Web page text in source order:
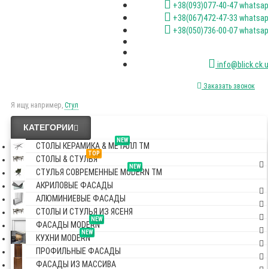
+38(093)077-40-47
+38(067)472-47-33
+38(050)736-00-07
Заказать звонок
Я ищу, например, Стул
КАТЕГОРИИ
NEW
СТОЛЫ КЕРАМИКА & МЕТАЛЛ TM
TOP
СТОЛЫ & СТУЛЬЯ
NEW
СТУЛЬЯ СОВРЕМЕННЫЕ MODERN TM
АКРИЛОВЫЕ ФАСАДЫ
АЛЮМИНИЕВЫЕ ФАСАДЫ
СТОЛЫ И СТУЛЬЯ ИЗ ЯСЕНЯ
NEW
ФАСАДЫ MODERN
NEW
КУХНИ MODERN
ПРОФИЛЬНЫЕ ФАСАДЫ
ФАСАДЫ ИЗ МАССИВА